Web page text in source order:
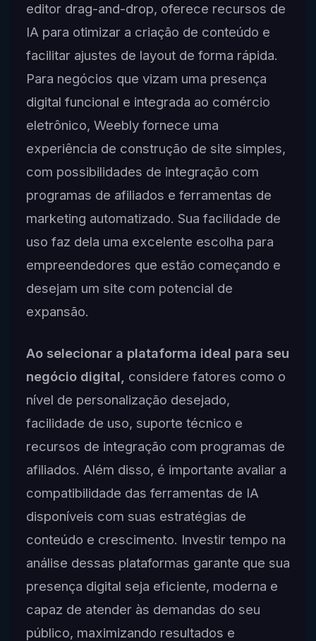
editor drag-and-drop, oferece recursos de
IA para otimizar a criação de conteúdo e
facilitar ajustes de layout de forma rápida.
Para negócios que vizam uma presença
digital funcional e integrada ao comércio
eletrônico, Weebly fornece uma
experiência de construção de site simples,
com possibilidades de integração com
programas de afiliados e ferramentas de
marketing automatizado. Sua facilidade de
uso faz dela uma excelente escolha para
empreendedores que estão começando e
desejam um site com potencial de
expansão.
Ao selecionar a plataforma ideal para seu
negócio digital, considere fatores como o
nível de personalização desejado,
facilidade de uso, suporte técnico e
recursos de integração com programas de
afiliados. Além disso, é importante avaliar a
compatibilidade das ferramentas de IA
disponíveis com suas estratégias de
conteúdo e crescimento. Investir tempo na
análise dessas plataformas garante que sua
presença digital seja eficiente, moderna e
capaz de atender às demandas do seu
público, maximizando resultados e